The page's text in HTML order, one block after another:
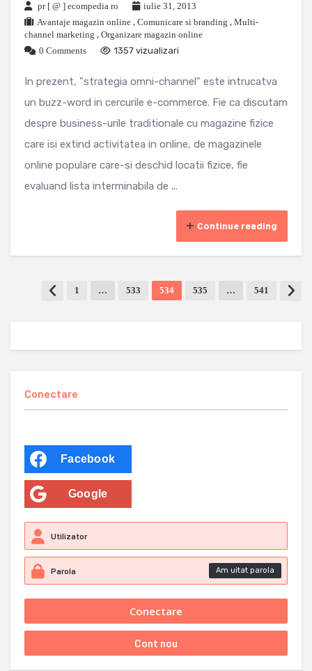
pr [ @ ] ecompedia ro
iulie 31, 2013
Avantaje magazin online , Comunicare si branding , Multi-
channel marketing , Organizare magazin online
0 Comments
1357 vizualizari
In prezent, "strategia omni-channel" este intrucatva
un buzz-word in cercurile e-commerce. Fie ca discutam
despre business-urile traditionale cu magazine fizice
care isi extind activitatea in online, de magazinele
online populare care-si deschid locatii fizice, fie
evaluand lista interminabila de ...
Continue reading
1 … 533 534 535 … 541
Conectare
Facebook
Google
Am uitat parola